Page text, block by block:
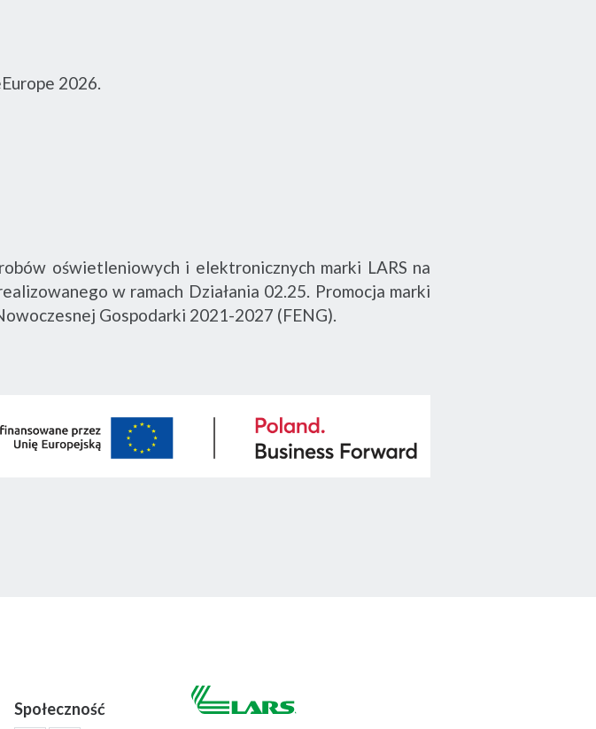
2026.
oświetleniowych i elektronicznych marki LARS na
w ramach Działania 02.25. Promocja marki
Gospodarki 2021-2027 (FENG).
Społeczność